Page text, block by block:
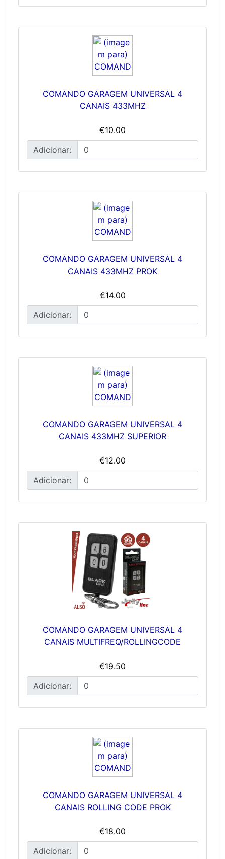
COMANDO GARAGEM UNIVERSAL 4
CANAIS 433MHZ
€10.00
Adicionar:
COMANDO GARAGEM UNIVERSAL 4
CANAIS 433MHZ PROK
€14.00
Adicionar:
COMANDO GARAGEM UNIVERSAL 4
CANAIS 433MHZ SUPERIOR
€12.00
Adicionar:
COMANDO GARAGEM UNIVERSAL 4
CANAIS MULTIFREQ/ROLLINGCODE
€19.50
Adicionar:
COMANDO GARAGEM UNIVERSAL 4
CANAIS ROLLING CODE PROK
€18.00
Adicionar: